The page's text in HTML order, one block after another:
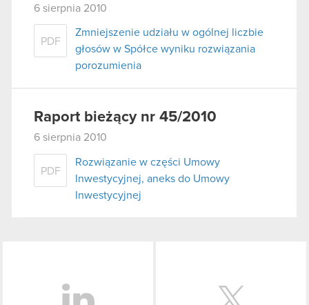
6 sierpnia 2010
PDF
Zmniejszenie udziału w ogólnej liczbie
głosów w Spółce wyniku rozwiązania
porozumienia
Raport bieżący nr 45/2010
6 sierpnia 2010
PDF
Rozwiązanie w części Umowy
Inwestycyjnej, aneks do Umowy
Inwestycyjnej